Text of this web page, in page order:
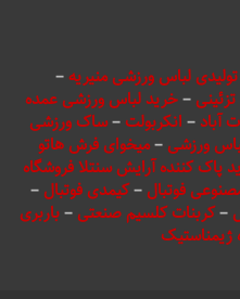
تولیدی لباس ورزشی منیریه–
–خرید لباس ورزشی عمده
آباد – انکربولت–ساک ورزشی
ورزشی –میخوای فرش هاتو
پاک کننده آرایش سنتلا فروشگاه
فوتبال –کیمدی فوتبال –
–کربنات کلسیم صنعتی –باربری
ژیمناستیک